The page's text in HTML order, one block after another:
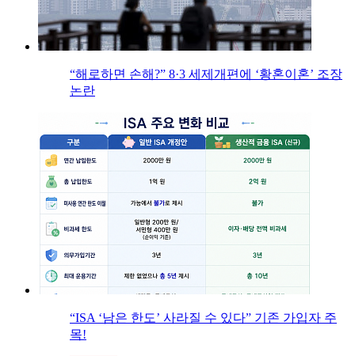
“해로하면 손해?” 8·3 세제개편에 ‘황혼이혼’ 조장
논란
“ISA ‘남은 한도’ 사라질 수 있다” 기존 가입자 주
목!